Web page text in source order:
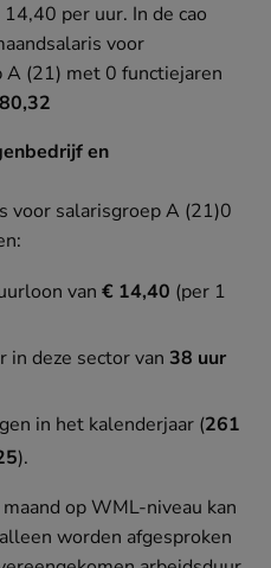
per uur. In de cao
voor
(21) met 0 functiejaren
en
voor salarisgroep A (21)0
van € 14,40 (per 1
in deze sector van 38 uur
in het kalenderjaar (261
).
op WML-niveau kan
worden afgesproken